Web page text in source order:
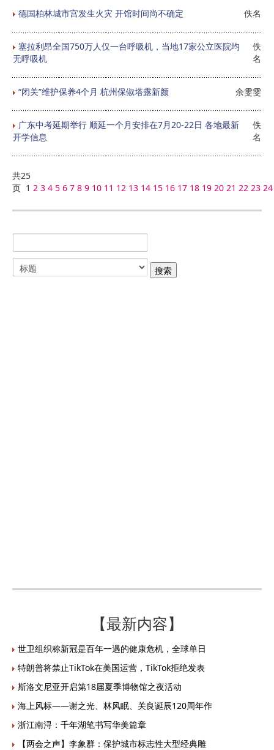
德国柏林城市宫发生火灾 开馆时间尚不确定 佚名
塞拉利昂全国750万人仅一台呼吸机，当地17家公立医院均
无呼吸机
佚
名
“闭关”维护保养4个月 杭州保俶塔露新颜 余雯雯
广东中考延期举行 顺延一个月安排在7月20-22日 各地最新
开学信息
佚
名
共25
页 1 2 3 4 5 6 7 8 9 10 11 12 13 14 15 16 17 18 19 20 21 22 23 24
【最新内容】
世卫组织称新冠是百年一遇的健康危机，全球单日
特朗普将禁止TikTok在美国运营，TikTok拒绝发表
斯洛文尼亚开启第18届夏季博物馆之夜活动
海上风标——谢之光、林风眠、关良诞辰120周年作
浙江南浔：千年湖笔书写华美篇章
【两会之声】李象群：保护城市标志性大型经典雕